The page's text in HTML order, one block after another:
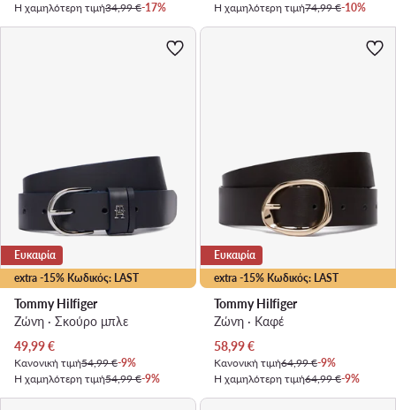
Η χαμηλότερη τιμή34,99 €-17%
Η χαμηλότερη τιμή74,99 €-10%
extra -15% Κωδικός: LAST
Ευκαιρία
Tommy Hilfiger
Ζώνη · Σκούρο μπλε
Τρέχουσα τιμή
49,99€
Κανονική τιμή54,99 €-9%
Η χαμηλότερη τιμή54,99 €-9%
extra -15% Κωδικός: LAST
Ευκαιρία
Tommy Hilfiger
Ζώνη · Καφέ
Τρέχουσα τιμή
58,99€
Κανονική τιμή64,99 €-9%
Η χαμηλότερη τιμή64,99 €-9%